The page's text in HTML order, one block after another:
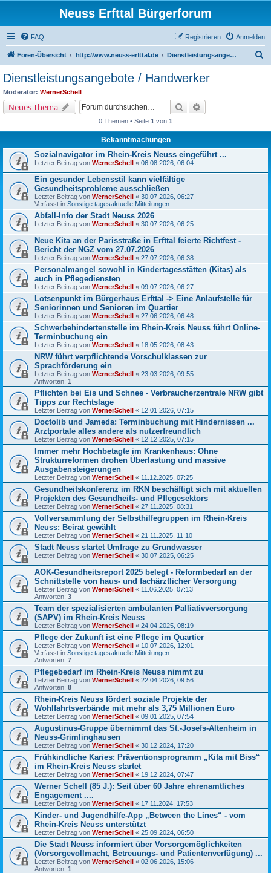
Neuss Erfttal Bürgerforum
FAQ Anmelden
Registrieren
Foren-Übersicht http://www.neuss-erfttal.de Dienstleistungsangebote / Handwerker
Dienstleistungsangebote / Handwerker
Moderator: WernerSchell
Neues Thema Suche
0 Themen • Seite 1 von 1
Bekanntmachungen
Sozialnavigator im Rhein-Kreis Neuss eingeführt ...
Letzter Beitrag von WernerSchell « 06.08.2026, 06:04
Ein gesunder Lebensstil kann vielfältige
Gesundheitsprobleme ausschließen
Letzter Beitrag von WernerSchell « 30.07.2026, 06:27
Verfasst in Sonstige tagesaktuelle Mitteilungen
Abfall-Info der Stadt Neuss 2026
Letzter Beitrag von WernerSchell « 30.07.2026, 06:25
Neue Kita an der Parisstraße in Erfttal feierte Richtfest -
Bericht der NGZ vom 27.07.2026
Letzter Beitrag von WernerSchell « 27.07.2026, 06:38
Personalmangel sowohl in Kindertagesstätten (Kitas) als
auch in Pflegediensten
Letzter Beitrag von WernerSchell « 09.07.2026, 06:27
Lotsenpunkt im Bürgerhaus Erfttal -> Eine Anlaufstelle für
Seniorinnen und Senioren im Quartier
Letzter Beitrag von WernerSchell « 27.06.2026, 06:48
Schwerbehindertenstelle im Rhein-Kreis Neuss führt Online-
Terminbuchung ein
Letzter Beitrag von WernerSchell « 18.05.2026, 08:43
NRW führt verpflichtende Vorschulklassen zur
Sprachförderung ein
Letzter Beitrag von WernerSchell « 23.03.2026, 09:55
Antworten: 1
Pflichten bei Eis und Schnee - Verbraucherzentrale NRW gibt
Tipps zur Rechtslage
Letzter Beitrag von WernerSchell « 12.01.2026, 07:15
Doctolib und Jameda: Terminbuchung mit Hindernissen ...
Arztportale alles andere als nutzerfreundlich
Letzter Beitrag von WernerSchell « 12.12.2025, 07:15
Immer mehr Hochbetagte im Krankenhaus: Ohne
Strukturreformen drohen Überlastung und massive
Ausgabensteigerungen
Letzter Beitrag von WernerSchell « 11.12.2025, 07:25
Gesundheitskonferenz im RKN beschäftigt sich mit aktuellen
Projekten des Gesundheits- und Pflegesektors
Letzter Beitrag von WernerSchell « 27.11.2025, 08:31
Vollversammlung der Selbsthilfegruppen im Rhein-Kreis
Neuss: Beirat gewählt
Letzter Beitrag von WernerSchell « 21.11.2025, 11:10
Stadt Neuss startet Umfrage zu Grundwasser
Letzter Beitrag von WernerSchell « 30.07.2025, 06:25
AOK-Gesundheitsreport 2025 belegt - Reformbedarf an der
Schnittstelle von haus- und fachärztlicher Versorgung
Letzter Beitrag von WernerSchell « 11.06.2025, 07:13
Antworten: 3
Team der spezialisierten ambulanten Palliativversorgung
(SAPV) im Rhein-Kreis Neuss
Letzter Beitrag von WernerSchell « 24.04.2025, 08:19
Pflege der Zukunft ist eine Pflege im Quartier
Letzter Beitrag von WernerSchell « 10.07.2026, 12:01
Verfasst in Sonstige tagesaktuelle Mitteilungen
Antworten: 7
Pflegebedarf im Rhein-Kreis Neuss nimmt zu
Letzter Beitrag von WernerSchell « 22.04.2026, 09:56
Antworten: 8
Rhein-Kreis Neuss fördert soziale Projekte der
Wohlfahrtsverbände mit mehr als 3,75 Millionen Euro
Letzter Beitrag von WernerSchell « 09.01.2025, 07:54
Augustinus-Gruppe übernimmt das St.-Josefs-Altenheim in
Neuss-Grimlinghausen
Letzter Beitrag von WernerSchell « 30.12.2024, 17:20
Frühkindliche Karies: Präventionsprogramm „Kita mit Biss“
im Rhein-Kreis Neuss startet
Letzter Beitrag von WernerSchell « 19.12.2024, 07:47
Werner Schell (85 J.): Seit über 60 Jahre ehrenamtliches
Engagement ....
Letzter Beitrag von WernerSchell « 17.11.2024, 17:53
Kinder- und Jugendhilfe-App „Between the Lines“ - vom
Rhein-Kreis Neuss unterstützt
Letzter Beitrag von WernerSchell « 25.09.2024, 06:50
Die Stadt Neuss informiert über Vorsorgemöglichkeiten
(Vorsorgevollmacht, Betreuungs- und Patientenverfügung) ...
Letzter Beitrag von WernerSchell « 02.06.2026, 15:06
Antworten: 1